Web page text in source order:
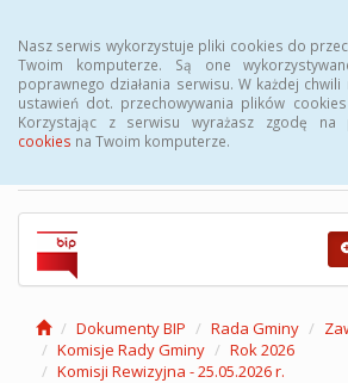
Nasz serwis wykorzystuje pliki cookies do
Twoim komputerze. Są one
poprawnego działania serwisu. W każdej
ustawień dot. przechowywania plików
Korzystając z serwisu wyrażasz zgodę na
cookies na Twoim komputerze.
Biuletyn
Publicznej Gminy
Dokumenty BIP Rada Gminy
Komisje Rady Gminy
Rok 2026
Komisji Rewizyjna - 25.05.2026 r.